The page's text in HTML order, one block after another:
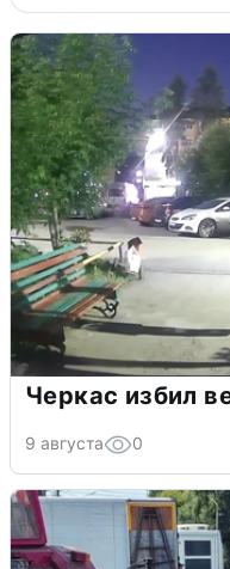
Черкас избил
9 августа 0